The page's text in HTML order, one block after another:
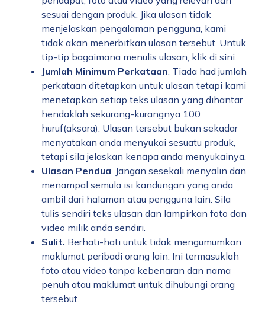
sesuai dengan produk. Jika ulasan tidak
menjelaskan pengalaman pengguna, kami
tidak akan menerbitkan ulasan tersebut. Untuk
tip-tip bagaimana menulis ulasan, klik di sini.
Jumlah Minimum Perkataan. Tiada had jumlah
perkataan ditetapkan untuk ulasan tetapi kami
menetapkan setiap teks ulasan yang dihantar
hendaklah sekurang-kurangnya 100
huruf(aksara). Ulasan tersebut bukan sekadar
menyatakan anda menyukai sesuatu produk,
tetapi sila jelaskan kenapa anda menyukainya.
Ulasan Pendua. Jangan sesekali menyalin dan
menampal semula isi kandungan yang anda
ambil dari halaman atau pengguna lain. Sila
tulis sendiri teks ulasan dan lampirkan foto dan
video milik anda sendiri.
Sulit. Berhati-hati untuk tidak mengumumkan
maklumat peribadi orang lain. Ini termasuklah
foto atau video tanpa kebenaran dan nama
penuh atau maklumat untuk dihubungi orang
tersebut.